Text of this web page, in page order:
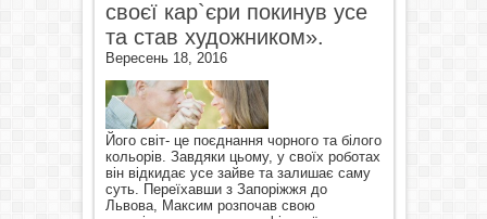
своєї кар`єри покинув усе
та став художником».
Вересень 18, 2016
Його світ- це поєднання чорного та білого
кольорів. Завдяки цьому, у своїх роботах
він відкидає усе зайве та залишає саму
суть. Переїхавши з Запоріжжя до
Львова, Максим розпочав свою